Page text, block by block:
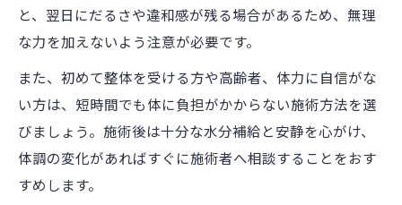
と、翌日にだるさや違和感が残る場合があるため、無理
な力を加えないよう注意が必要です。
また、初めて整体を受ける方や高齢者、体力に自信がな
い方は、短時間でも体に負担がかからない施術方法を選
びましょう。施術後は十分な水分補給と安静を心がけ、
体調の変化があればすぐに施術者へ相談することをおす
すめします。